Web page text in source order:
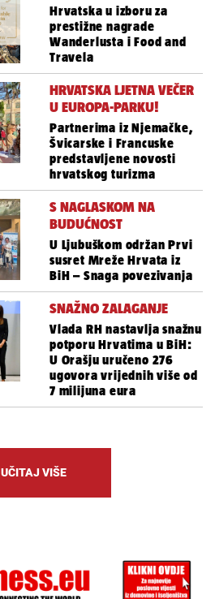
Hrvatska u izboru za
prestižne nagrade
Wanderlusta i Food and
Travela
HRVATSKA LJETNA VEČER
U EUROPA-PARKU!
Partnerima iz Njemačke,
Švicarske i Francuske
predstavljene novosti
hrvatskog turizma
S NAGLASKOM NA
BUDUĆNOST
U Ljubuškom održan Prvi
susret Mreže Hrvata iz
BiH – Snaga povezivanja
SNAŽNO ZALAGANJE
Vlada RH nastavlja snažnu
potporu Hrvatima u BiH:
U Orašju uručeno 276
ugovora vrijednih više od
7 milijuna eura
UČITAJ VIŠE